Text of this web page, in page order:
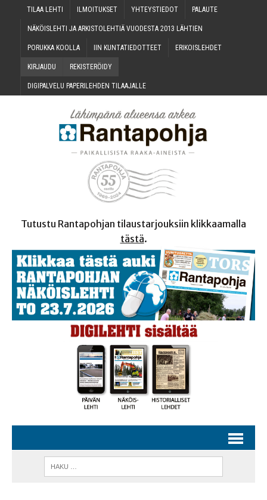
TILAA LEH­TI ILMOI­TUK­SET YHTEYS­TIE­DOT PALAU­TE
NÄKÖIS­LEH­TI JA ARKIS­TO­LEH­TIÄ VUO­DES­TA 2013 LÄHTIEN
PORUK­KA KOOLLA IIN KUN­TA­TIE­DOT­TEET ERI­KOIS­LEH­DET
KIR­JAU­DU REKIS­TE­RÖI­DY
DIGI­PAL­VE­LU PAPE­RI­LEH­DEN TILAAJALLE
Tutustu Rantapohjan tilaustarjouksiin klikkaamalla
tästä.